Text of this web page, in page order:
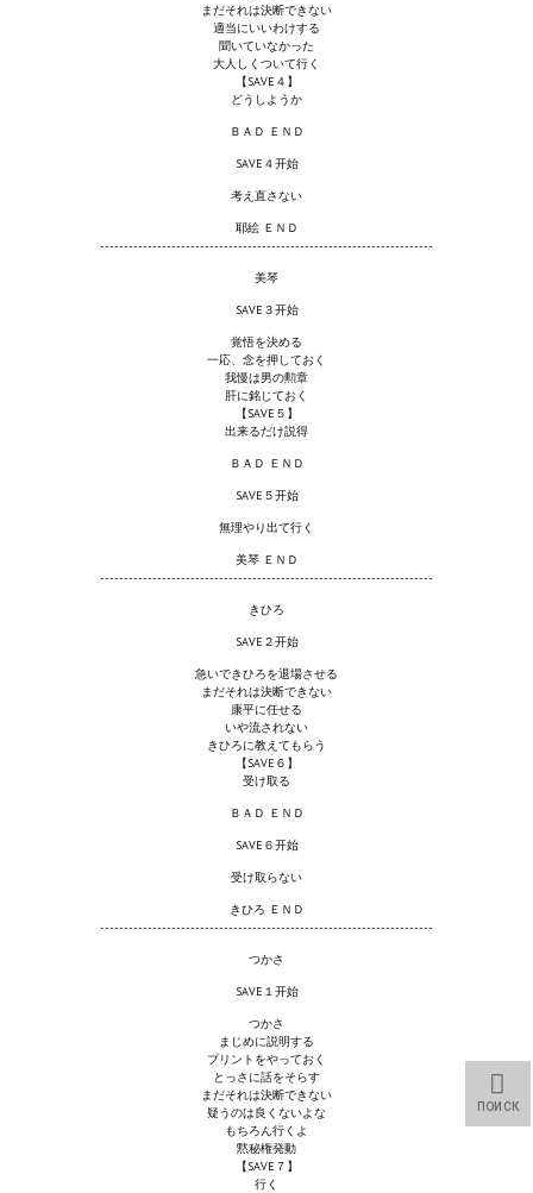
Apella CBBE SSE BodySlide (with Physics)
Kitana CBBE SSE BodySlide (with Physics)
SB Corset Armor CBBE SSE BodySlide (with Physics)
Wedding Wear CBBE SSE BodySlide (with Physics)
Немного героев меча и магии
Расширенная версия Х3
Doom 3 Remaster Fan Edition
X2 - The Threat Remaster Fan Edition
Quake III Arena Remaster Fan Edition
Star Trek Voyager Elite Force Remaster Fan Edition
Sacred Gold Remaster Fan Edition
Red Faction remaster Fan Edition
Aliens versus Predator 1 Remaster Fan Edition
Age of Pirates: Caribbean Tales Remaster Fan Edition
まだそれは決断できない
適当にいいわけする
聞いていなかった
大人しくついて行く
【SAVE４】
どうしようか
ＢＡＤ ＥＮＤ
SAVE４开始
考え直さない
耶絵 ＥＮＤ
----------------------------------------------------------------------
美琴
SAVE３开始
覚悟を決める
一応、念を押しておく
我慢は男の勲章
肝に銘じておく
【SAVE５】
出来るだけ説得
ＢＡＤ ＥＮＤ
SAVE５开始
無理やり出て行く
美琴 ＥＮＤ
----------------------------------------------------------------------
きひろ
SAVE２开始
急いできひろを退場させる
まだそれは決断できない
康平に任せる
いや流されない
きひろに教えてもらう
【SAVE６】
受け取る
ＢＡＤ ＥＮＤ
SAVE６开始
受け取らない
きひろ ＥＮＤ
----------------------------------------------------------------------
つかさ
SAVE１开始
つかさ
まじめに説明する
プリントをやっておく
とっさに話をそらす
まだそれは決断できない
疑うのは良くないよな
もちろん行くよ
黙秘権発動
【SAVE７】
行く
ПОИСК